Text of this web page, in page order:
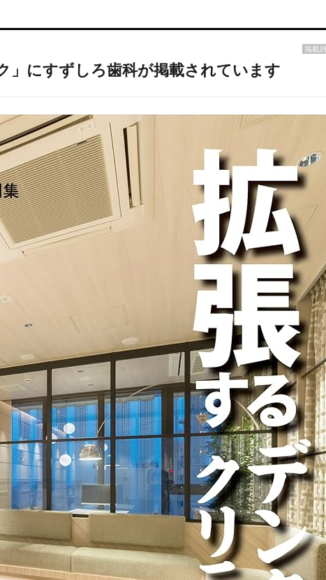
掲載
」にすずしろ歯科が掲載されています